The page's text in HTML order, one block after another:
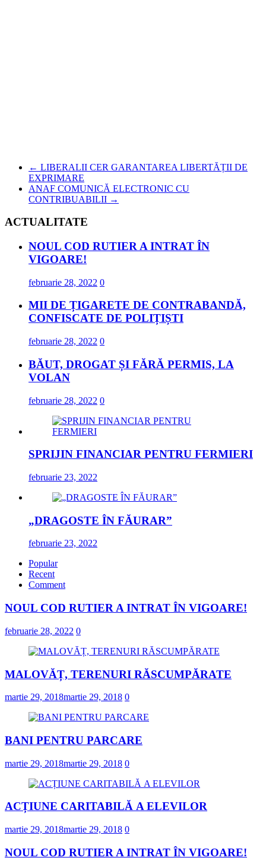
← LIBERALII CER GARANTAREA LIBERTĂȚII DE
EXPRIMARE
ANAF COMUNICĂ ELECTRONIC CU
CONTRIBUABILII →
ACTUALITATE
NOUL COD RUTIER A INTRAT ÎN
VIGOARE!
februarie 28, 2022 0
MII DE ȚIGARETE DE CONTRABANDĂ,
CONFISCATE DE POLIȚIȘTI
februarie 28, 2022 0
BĂUT, DROGAT ȘI FĂRĂ PERMIS, LA
VOLAN
februarie 28, 2022 0
SPRIJIN FINANCIAR PENTRU FERMIERI
februarie 23, 2022
„DRAGOSTE ÎN FĂURAR”
februarie 23, 2022
Popular
Recent
Comment
NOUL COD RUTIER A INTRAT ÎN VIGOARE!
februarie 28, 2022 0
MALOVĂȚ, TERENURI RĂSCUMPĂRATE
martie 29, 2018martie 29, 2018 0
BANI PENTRU PARCARE
martie 29, 2018martie 29, 2018 0
ACȚIUNE CARITABILĂ A ELEVILOR
martie 29, 2018martie 29, 2018 0
NOUL COD RUTIER A INTRAT ÎN VIGOARE!